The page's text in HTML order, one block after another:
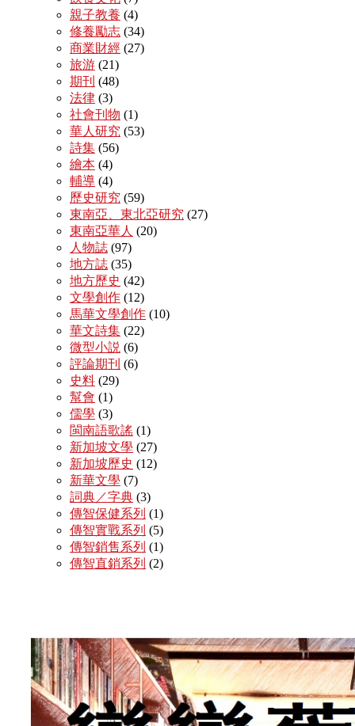
親子教養 (4)
修養勵志 (34)
商業財經 (27)
旅游 (21)
期刊 (48)
法律 (3)
社會刊物 (1)
華人研究 (53)
詩集 (56)
繪本 (4)
輔導 (4)
歷史研究 (59)
東南亞、東北亞研究 (27)
東南亞華人 (20)
人物誌 (97)
地方誌 (35)
地方歷史 (42)
文學創作 (12)
馬華文學創作 (10)
華文詩集 (22)
微型小説 (6)
評論期刊 (6)
史料 (29)
幫會 (1)
儒學 (3)
閩南語歌謠 (1)
新加坡文學 (27)
新加坡歷史 (12)
新華文學 (7)
詞典／字典 (3)
傳智保健系列 (1)
傳智實戰系列 (5)
傳智銷售系列 (1)
傳智直銷系列 (2)